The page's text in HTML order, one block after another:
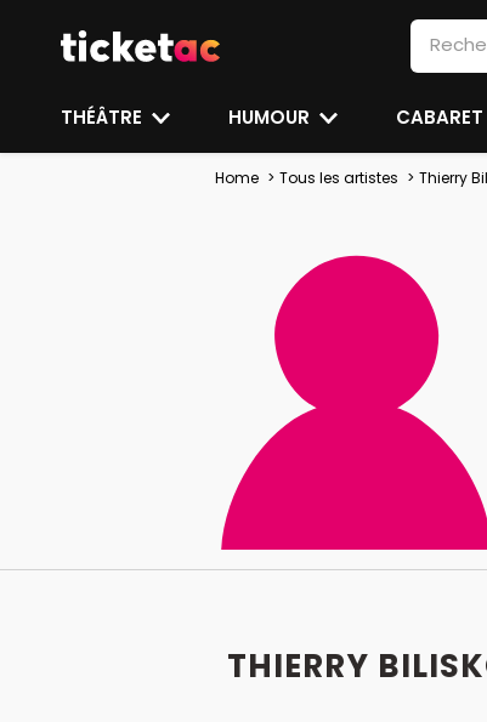
THÉÂTRE HUMOUR
Home Tous les artistes Thierry
THIERRY